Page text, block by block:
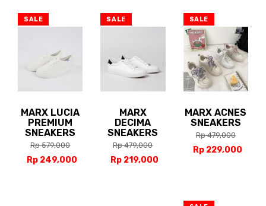
SALE
MARX LUCIA
PREMIUM
SNEAKERS
Rp 579,000
Rp 249,000
SALE
MARX
DECIMA
SNEAKERS
Rp 479,000
Rp 219,000
SALE
MARX ACNES
SNEAKERS
Rp 479,000
Rp 229,000